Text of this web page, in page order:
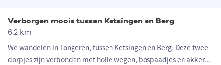
Verborgen moois tussen Ketsingen en Berg
6.2 km
We wandelen in Tongeren, tussen Ketsingen en Berg. Deze twee
dorpjes zijn verbonden met holle wegen, bospaadjes en akker...